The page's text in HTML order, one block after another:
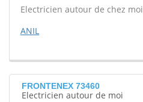
Electricien autour de chez moi
ANIL
FRONTENEX 73460
Electricien autour de moi